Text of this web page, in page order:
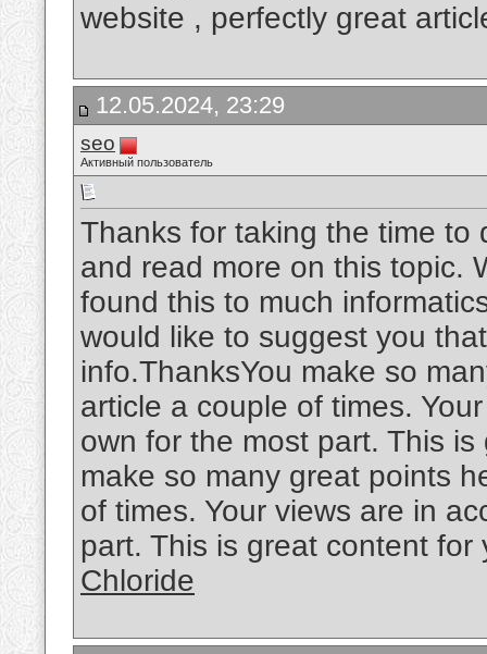
website , perfectly great
12.05.2024, 23:29
seo
Активный пользователь
Thanks for taking the time to
and read more on this topic.
found this to much
would like to suggest you
info.ThanksYou make so
article a couple of times.
own for the most part. This
make so many great points
of times. Your views are in
part. This is great content
Chloride